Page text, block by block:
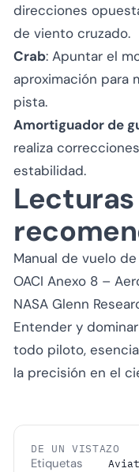
direcciones
de viento cruzado.
Crab: Apuntar el
aproximación para
pista.
Amortiguador de
realiza
estabilidad.
Lecturas
Manual de vuelo
OACI Anexo 8 –
NASA Glenn
Entender y
todo piloto,
la precisión en el
DE UN VISTAZO
Etiquetas